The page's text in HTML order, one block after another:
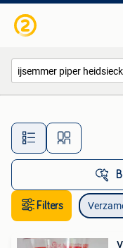
Filters